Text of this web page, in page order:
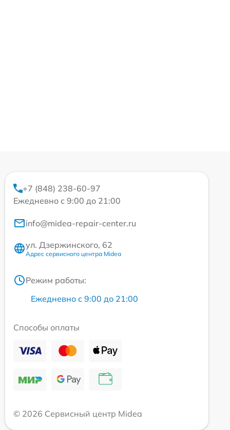
+7 (848) 238-60-97
Ежедневно с 9:00 до 21:00
info@midea-repair-center.ru
ул. Дзержинского, 62
Адрес сервисного центра Midea
Режим работы:
Ежедневно с 9:00 до 21:00
Способы оплаты
© 2026 Сервисный центр Midea